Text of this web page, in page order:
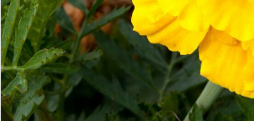
Palīglīdzekļi augu audzēšanai
Klientu Diena
Novatec - izcils mēslošanai arī
sezonas otrajā pusē!